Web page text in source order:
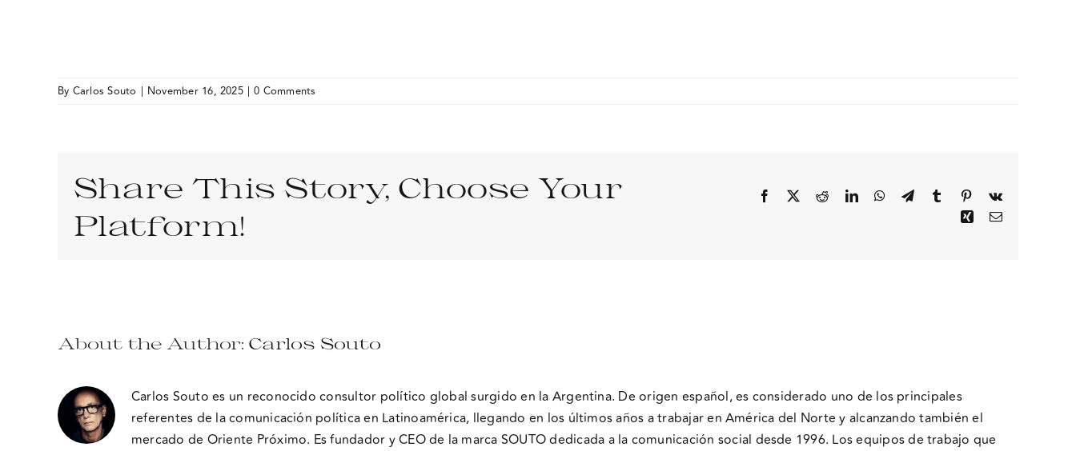
By Carlos Souto | November 16, 2025 | 0 Comments
Share This Story, Choose Your
Platform!
Facebook RedditLinkedInWhatsApp
TelegramTumblrPinterest
Vk
Xing Email
About the Author: Carlos Souto
Carlos Souto es un reconocido consultor político global surgido en la Argentina. De origen español, es considerado uno de los principales
referentes de la comunicación política en Latinoamérica, llegando en los últimos años a trabajar en América del Norte y alcanzando también el
mercado de Oriente Próximo. Es fundador y CEO de la marca SOUTO dedicada a la comunicación social desde 1996. Los equipos de trabajo que